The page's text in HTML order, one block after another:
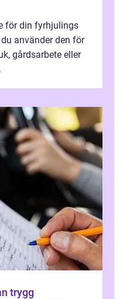
för din fyrhjulings
använder den för
gårdsarbete eller